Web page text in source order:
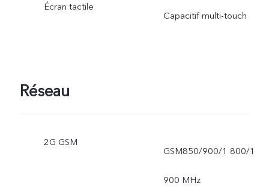
Écran tactile
Capacitif multi-touch
Réseau
2G GSM
GSM850/900/1 800/1
900 MHz